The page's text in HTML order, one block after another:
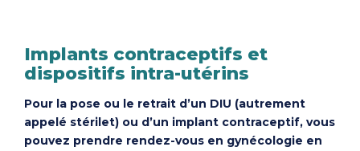
Implants contraceptifs et
dispositifs intra-utérins
Pour la pose ou le retrait d’un DIU (autrement
appelé stérilet) ou d’un implant contraceptif, vous
pouvez prendre rendez-vous en gynécologie en